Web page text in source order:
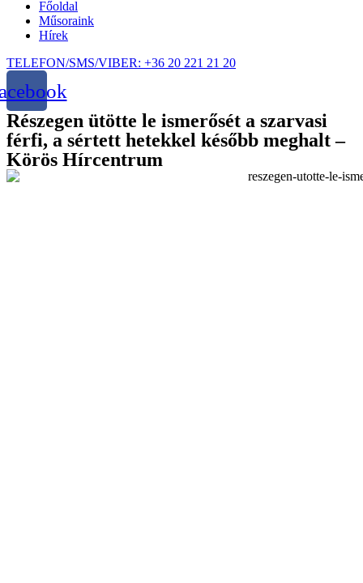
Főoldal
Műsoraink
Hírek
TELEFON/SMS/VIBER: +36 20 221 21 20
Részegen ütötte le ismerősét a szarvasi
férfi, a sértett hetekkel később meghalt –
Körös Hírcentrum